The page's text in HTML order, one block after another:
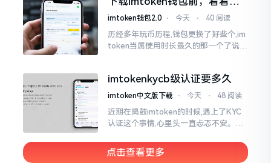
议
用户都咋说
imtoken钱包2.0 ⋅ 今天 ⋅ 40 阅读
历经多年玩币历程,钱包更换了好些个,im
token当属使用时长最久的那一个了说实
imtokenkycb级认证要多久
imtoken中文版下载 ⋅ 今天 ⋅ 48 阅读
近期在捣鼓imtoken的时候,遇上了KYC
认证这个事情,心里头一直忐忑不安。B
一番,也向几位玩币的朋友打听了下,大家
说的都不一样
点击查看更多